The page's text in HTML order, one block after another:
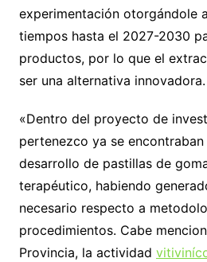
experimentación otorgándole
tiempos hasta el 2027-2030
productos, por lo que el
ser una alternativa innovadora.
«Dentro del proyecto de
pertenezco ya se
desarrollo de pastillas de
terapéutico, habiendo
necesario respecto a
procedimientos. Cabe
Provincia, la actividad